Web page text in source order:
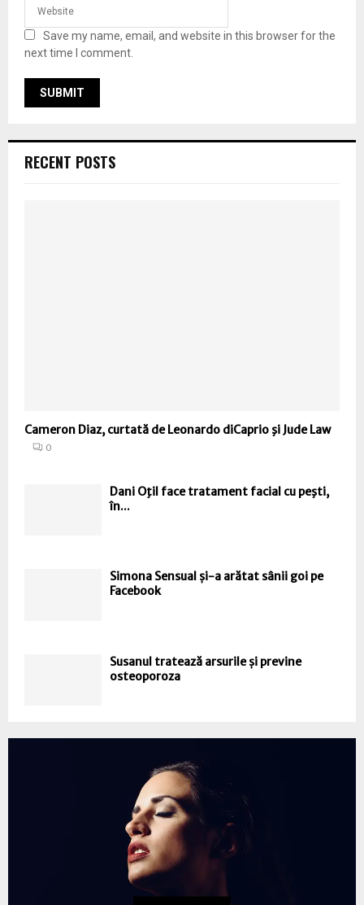
Save my name, email, and website in this browser for the
next time I comment.
RECENT POSTS
Cameron Diaz, curtată de Leonardo diCaprio şi Jude Law
0
Dani Oţil face tratament facial cu peşti,
în...
Simona Sensual și-a arătat sânii goi pe
Facebook
Susanul tratează arsurile și previne
osteoporoza